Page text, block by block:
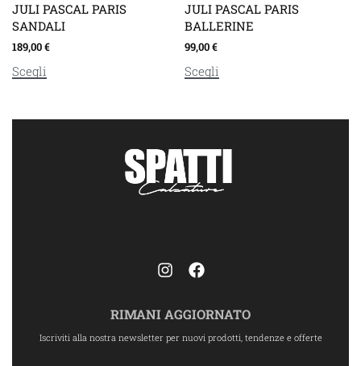
JULI PASCAL PARIS
SANDALI
189,00€
Scegli
JULI PASCAL PARIS
BALLERINE
99,00€
Scegli
RIMANI AGGIORNATO
Iscriviti alla nostra newsletter per nuovi prodotti, tendenze e offerte